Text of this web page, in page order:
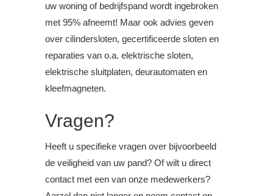
uw woning of bedrijfspand wordt ingebroken
met 95% afneemt! Maar ook advies geven
over cilindersloten, gecertificeerde sloten en
reparaties van o.a. elektrische sloten,
elektrische sluitplaten, deurautomaten en
kleefmagneten.
Vragen?
Heeft u specifieke vragen over bijvoorbeeld
de veiligheid van uw pand? Of wilt u direct
contact met een van onze medewerkers?